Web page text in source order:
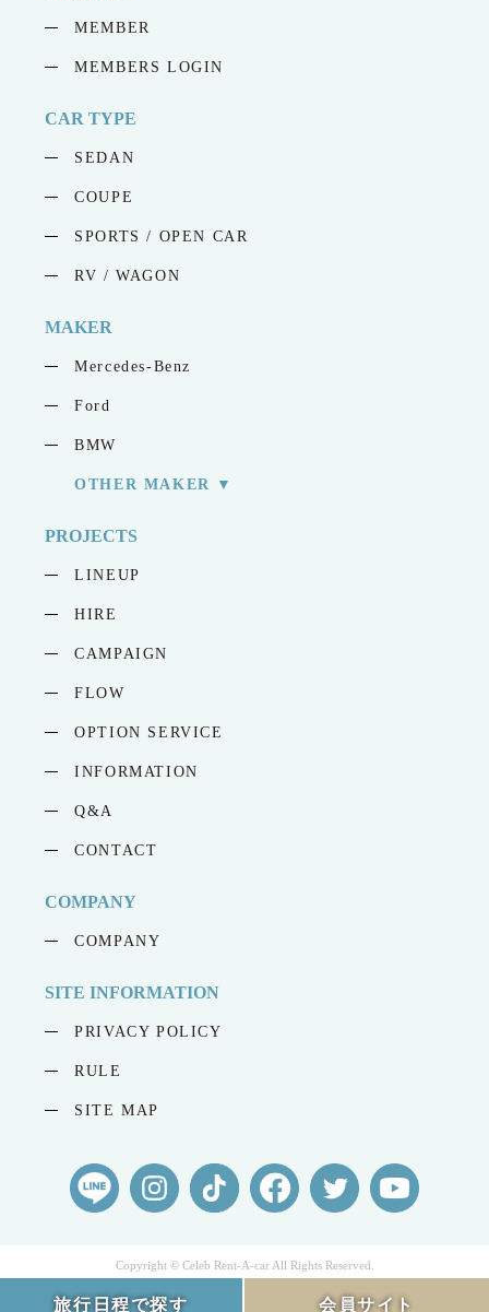
旅行日程で探す 会員サイト
MEMBER
MEMBERS LOGIN
CAR TYPE
SEDAN
COUPE
SPORTS / OPEN CAR
RV / WAGON
MAKER
Mercedes-Benz
Ford
BMW
OTHER MAKER
PROJECTS
LINEUP
HIRE
CAMPAIGN
FLOW
OPTION SERVICE
INFORMATION
Q&A
CONTACT
COMPANY
COMPANY
SITE INFORMATION
PRIVACY POLICY
RULE
SITE MAP
Copyright © Celeb Rent-A-car All Rights Reserved.